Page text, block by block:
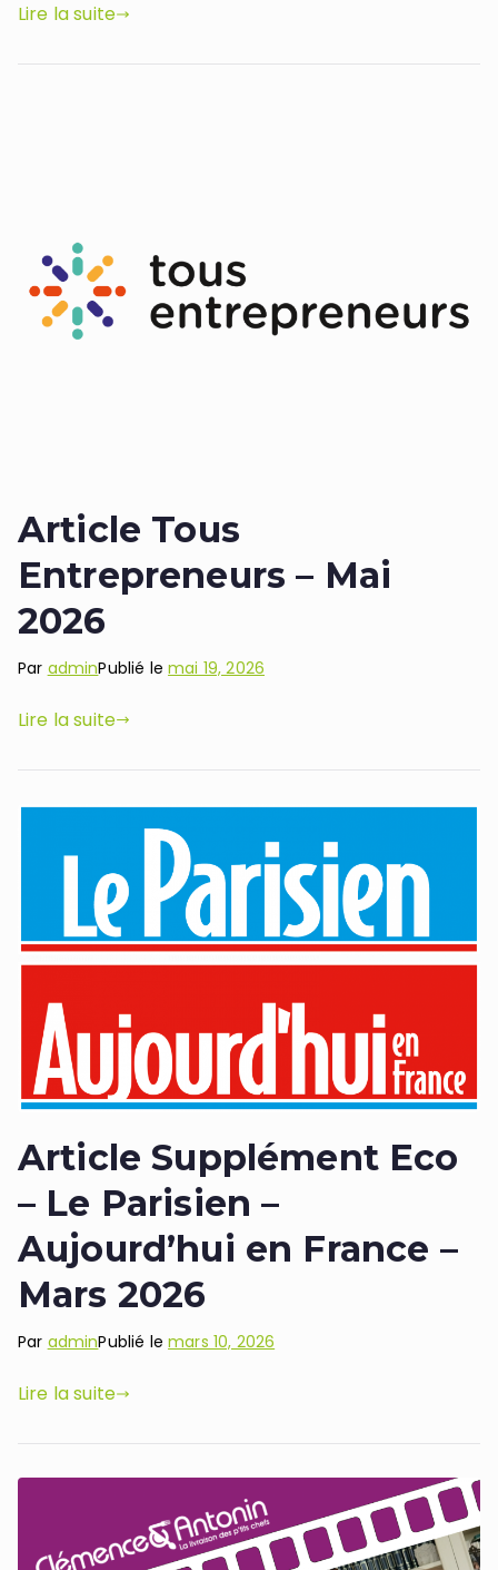
Lire la suite
Article Tous
Entrepreneurs – Mai
2026
Par adminPublié lemai 19, 2026
Lire la suite
Article Supplément Eco
– Le Parisien –
Aujourd’hui en France –
Mars 2026
Par adminPublié lemars 10, 2026
Lire la suite